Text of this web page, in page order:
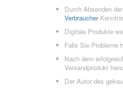
Durch Absenden
Verbraucher
Digitale Produkte
Falls Sie Probleme
Nach dem
Versandprodukt
Der Autor des